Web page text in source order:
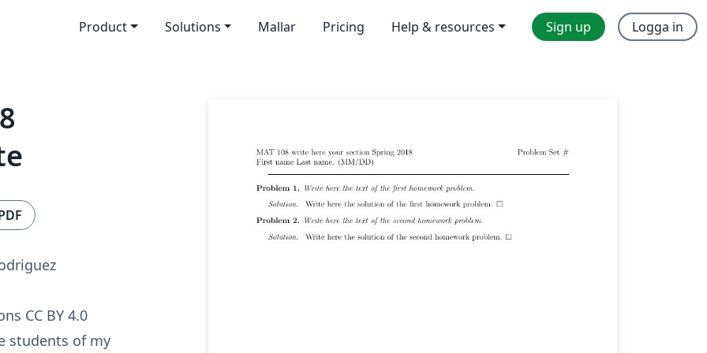
Product Solutions Mallar Pricing Help & resources Sign up Logga in
CC BY 4.0
students of my